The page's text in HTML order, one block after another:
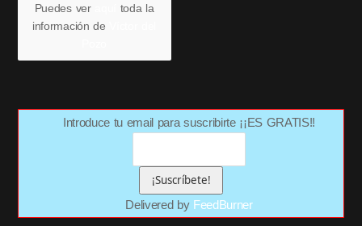
Puedes ver
toda la
información de
Introduce tu email para suscribirte ¡¡ES GRATIS!!
Delivered by FeedBurner